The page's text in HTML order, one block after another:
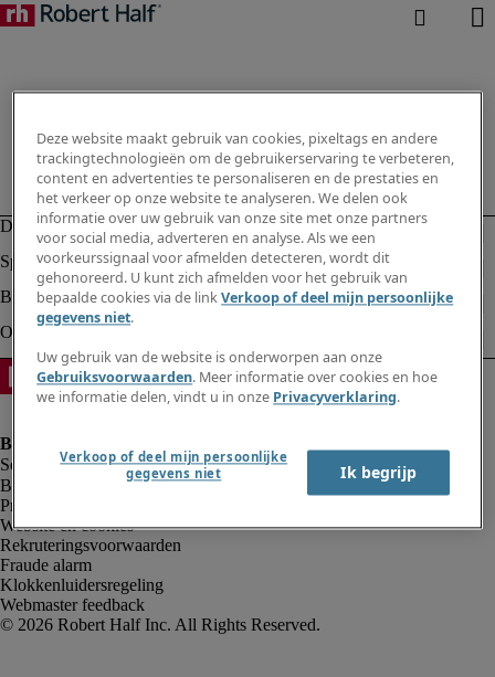
Bedrijfsinformatie
Privacyverklaring
Website en cookies
Rekruteringsvoorwaarden
Fraude alarm
Klokkenluidersregeling
Webmaster feedback
Deze website maakt gebruik van cookies, pixeltags en andere
trackingtechnologieën om de gebruikerservaring te verbeteren,
content en advertenties te personaliseren en de prestaties en
het verkeer op onze website te analyseren. We delen ook
informatie over uw gebruik van onze site met onze partners
voor social media, adverteren en analyse. Als we een
voorkeurssignaal voor afmelden detecteren, wordt dit
gehonoreerd. U kunt zich afmelden voor het gebruik van
bepaalde cookies via de linkVerkoop of deel mijn persoonlijke
gegevens niet.
Uw gebruik van de website is onderworpen aan onze
Gebruiksvoorwaarden. Meer informatie over cookies en hoe
we informatie delen, vindt u in onze Privacyverklaring.
Verkoop of deel mijn persoonlijke
gegevens niet
Ik begrijp